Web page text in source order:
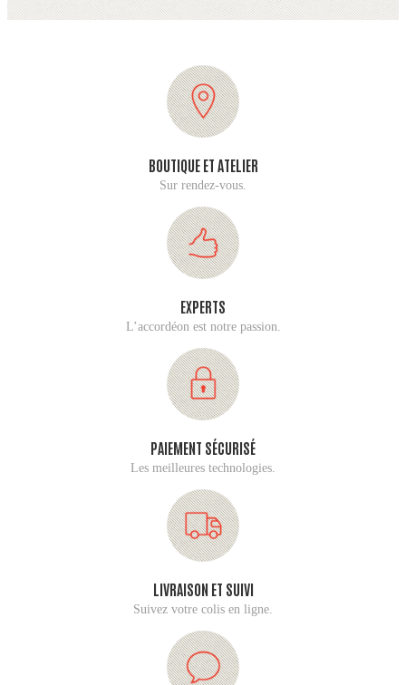
BOUTIQUE ET ATELIER
Sur rendez-vous.
EXPERTS
L’accordéon est notre passion.
PAIEMENT SÉCURISÉ
Les meilleures technologies.
LIVRAISON ET SUIVI
Suivez votre colis en ligne.